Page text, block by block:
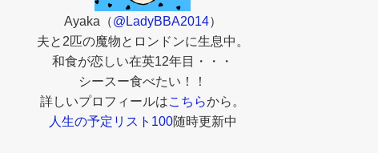
Ayaka（@LadyBBA2014）
夫と2匹の魔物とロンドンに生息中。
和食が恋しい在英12年目・・・
シースー食べたい！！
詳しいプロフィールはこちらから。
人生の予定リスト100随時更新中